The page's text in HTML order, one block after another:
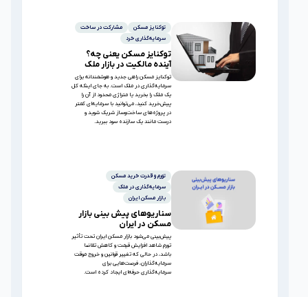
توکنایز مسکن
مشارکت در ساخت
سرمایه‌گذاری خرد
توکنایز مسکن یعنی چه؟
آینده مالکیت در بازار ملک
توکنایز مسکن راهی جدید و هوشمندانه برای
سرمایه‌گذاری در ملک است. به جای اینکه کل
یک ملک را بخرید یا متراژی محدود از آن را
پیش‌خرید کنید، می‌توانید با سرمایه‌ای کمتر
در پروژه‌های ساخت‌وساز شریک شوید و
درست مانند یک سازنده سود ببرید.
تورم و قدرت خرید مسکن
سرمایه‌گذاری در ملک
بازار مسکن ایران
سناریوهای پیش بینی بازار
مسکن در ایران
پیش‌بینی می‌شود بازار مسکن ایران تحت تأثیر
تورم شاهد افزایش قیمت و کاهش تقاضا
باشد، در حالی که تغییر قوانین و خروج موقت
سرمایه‌گذاران، فرصت‌هایی برای
سرمایه‌گذاری حرفه‌ای ایجاد کرده است.